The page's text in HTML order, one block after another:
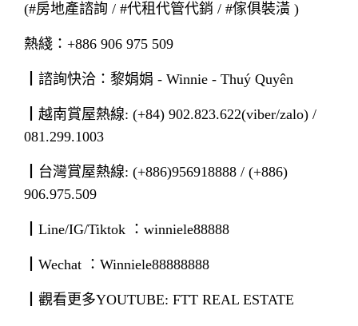
(#房地產諮詢 / #代租代管代銷 / #傢俱裝潢 )
熱綫：+886 906 975 509
┃諮詢快洽：黎娟娟 - Winnie - Thuý Quyên
┃越南賞屋熱線: (+84) 902.823.622(viber/zalo) /
081.299.1003
┃台灣賞屋熱線: (+886)956918888 / (+886)
906.975.509
┃Line/IG/Tiktok ：winniele88888
┃Wechat ：Winniele88888888
┃觀看更多YOUTUBE: FTT REAL ESTATE